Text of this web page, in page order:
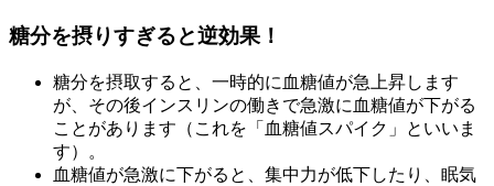
糖分を摂りすぎると逆効果！
糖分を摂取すると、一時的に血糖値が急上昇します
が、その後インスリンの働きで急激に血糖値が下がる
ことがあります（これを「血糖値スパイク」といいま
す）。
血糖値が急激に下がると、集中力が低下したり、眠気